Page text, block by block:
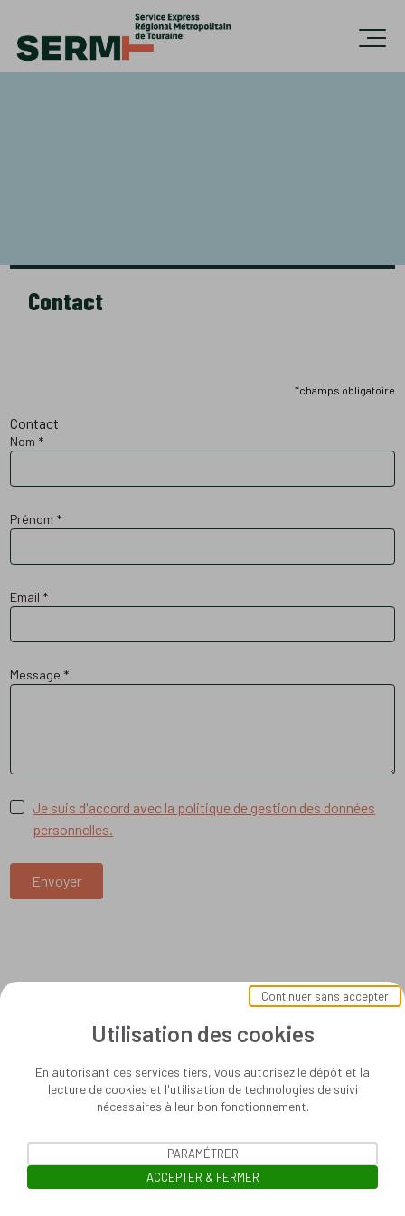
Accèder directement au contenu
Contact
*champs obligatoire
Contact
Nom *
Prénom *
Email *
Message *
Je suis d'accord avec la politique de gestion des données
personnelles.
Envoyer
Utilisation des cookies
En autorisant ces services tiers, vous autorisez le dépôt et la
lecture de cookies et l'utilisation de technologies de suivi
nécessaires à leur bon fonctionnement.
Continuer sans accepter
PARAMÉTRER
ACCEPTER & FERMER